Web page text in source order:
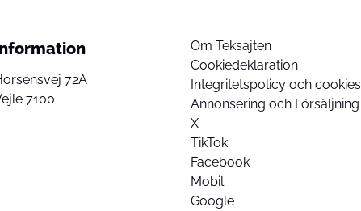
72A
7100
Om Teksajten
Cookiedeklaration
Integritetspolicy och cookies
Annonsering och Försäljning
X
TikTok
Facebook
Mobil
Google